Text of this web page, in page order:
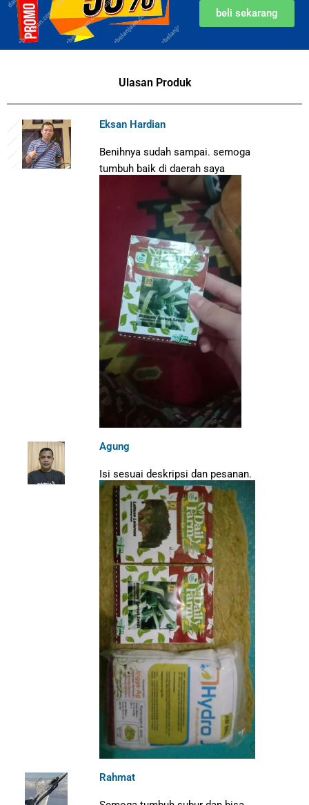
beli sekarang
Ulasan Produk
Eksan Hardian
Benihnya sudah sampai. semoga
tumbuh baik di daerah saya
Agung
Isi sesuai deskripsi dan pesanan.
Rahmat